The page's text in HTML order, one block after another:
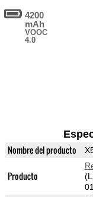
4200
mAh
VOOC
4.0
Nombre del producto
Producto